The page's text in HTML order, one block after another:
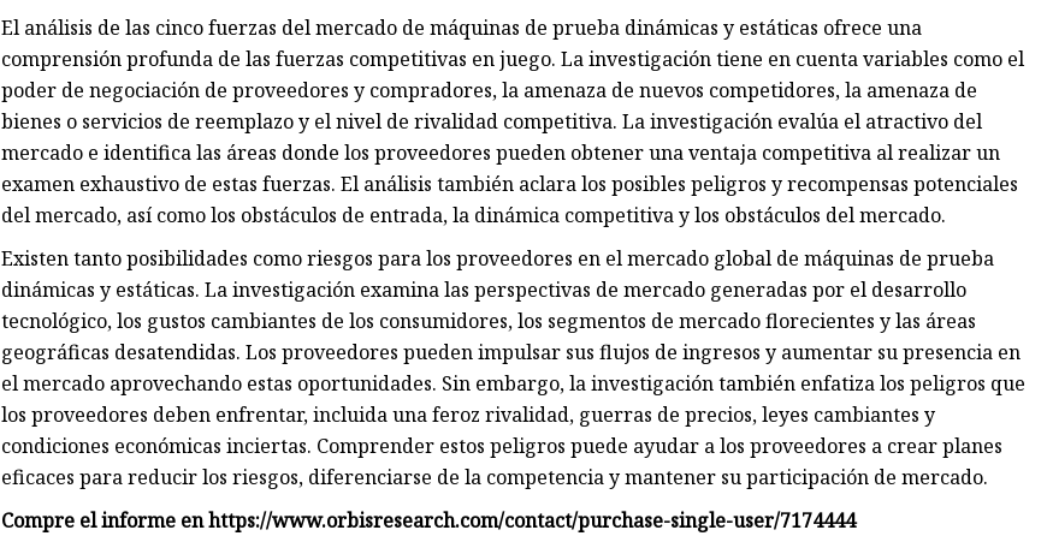
El análisis de las cinco fuerzas del mercado de máquinas de prueba dinámicas y estáticas ofrece una
comprensión profunda de las fuerzas competitivas en juego. La investigación tiene en cuenta variables como el
poder de negociación de proveedores y compradores, la amenaza de nuevos competidores, la amenaza de
bienes o servicios de reemplazo y el nivel de rivalidad competitiva. La investigación evalúa el atractivo del
mercado e identifica las áreas donde los proveedores pueden obtener una ventaja competitiva al realizar un
examen exhaustivo de estas fuerzas. El análisis también aclara los posibles peligros y recompensas potenciales
del mercado, así como los obstáculos de entrada, la dinámica competitiva y los obstáculos del mercado.
Existen tanto posibilidades como riesgos para los proveedores en el mercado global de máquinas de prueba
dinámicas y estáticas. La investigación examina las perspectivas de mercado generadas por el desarrollo
tecnológico, los gustos cambiantes de los consumidores, los segmentos de mercado florecientes y las áreas
geográficas desatendidas. Los proveedores pueden impulsar sus flujos de ingresos y aumentar su presencia en
el mercado aprovechando estas oportunidades. Sin embargo, la investigación también enfatiza los peligros que
los proveedores deben enfrentar, incluida una feroz rivalidad, guerras de precios, leyes cambiantes y
condiciones económicas inciertas. Comprender estos peligros puede ayudar a los proveedores a crear planes
eficaces para reducir los riesgos, diferenciarse de la competencia y mantener su participación de mercado.
Compre el informe en https://www.orbisresearch.com/contact/purchase-single-user/7174444